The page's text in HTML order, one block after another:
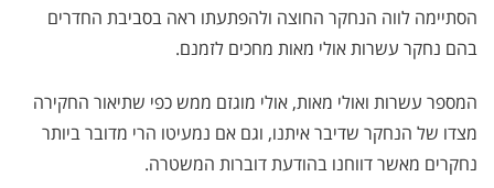
הסתיימה לווה הנחקר החוצה ולהפתעתו ראה בסביבת החדרים
בהם נחקר עשרות אולי מאות מחכים לזמנם.
המספר עשרות ואולי מאות, אולי מוגזם ממש כפי שתיאור החקירה
מצדו של הנחקר שדיבר איתנו, וגם אם נמעיטו הרי מדובר ביותר
נחקרים מאשר דווחנו בהודעת דוברות המשטרה.